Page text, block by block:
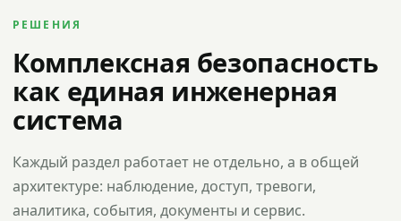
РЕШЕНИЯ
Комплексная безопасность
как единая инженерная
система
Каждый раздел работает не отдельно, а в общей
архитектуре: наблюдение, доступ, тревоги,
аналитика, события, документы и сервис.